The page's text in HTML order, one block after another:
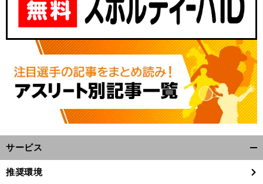
【
競
馬】
ＮＨＫマイルＣ、
断然人気のエーシントップを負かす馬はいるか
サービス
閉
推奨環境